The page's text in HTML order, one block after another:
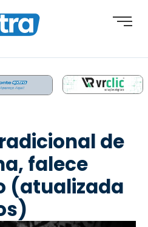
de
falece
(atualizada